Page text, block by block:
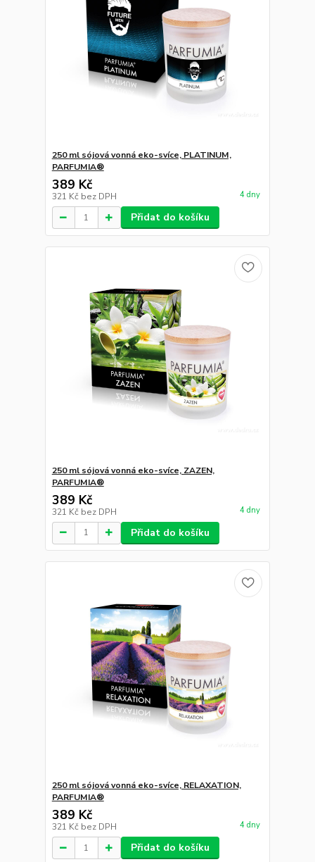
250 ml sójová vonná eko-svíce, PLATINUM,
PARFUMIA®
389 Kč
321 Kč bez DPH 4 dny
Přidat do košíku
250 ml sójová vonná eko-svíce, ZAZEN,
PARFUMIA®
389 Kč
321 Kč bez DPH 4 dny
Přidat do košíku
250 ml sójová vonná eko-svíce, RELAXATION,
PARFUMIA®
389 Kč
321 Kč bez DPH 4 dny
Přidat do košíku